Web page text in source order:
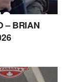
– BRIAN